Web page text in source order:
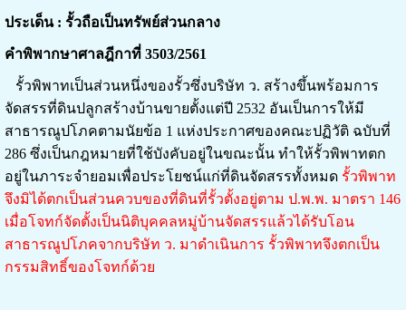
ประเด็น : รั้วถือเป็นทรัพย์ส่วนกลาง
คำพิพากษาศาลฎีกาที่ 3503/2561
รั้วพิพาทเป็นส่วนหนึ่งของรั้วซึ่งบริษัท ว. สร้างขึ้นพร้อมการ
จัดสรรที่ดินปลูกสร้างบ้านขายตั้งแต่ปี 2532 อันเป็นการให้มี
สาธารณูปโภคตามนัยข้อ 1 แห่งประกาศของคณะปฏิวัติ ฉบับที่
286 ซึ่งเป็นกฎหมายที่ใช้บังคับอยู่ในขณะนั้น ทำให้รั้วพิพาทตก
อยู่ในภาระจำยอมเพื่อประโยชน์แก่ที่ดินจัดสรรทั้งหมด รั้วพิพาท
จึงมิได้ตกเป็นส่วนควบของที่ดินที่รั้วตั้งอยู่ตาม ป.พ.พ. มาตรา 146
เมื่อโจทก์จัดตั้งเป็นนิติบุคคลหมู่บ้านจัดสรรแล้วได้รับโอน
สาธารณูปโภคจากบริษัท ว. มาดำเนินการ รั้วพิพาทจึงตกเป็น
กรรมสิทธิ์ของโจทก์ด้วย